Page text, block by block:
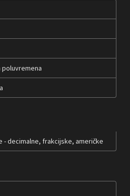
- decimalne, frakcijske, američke